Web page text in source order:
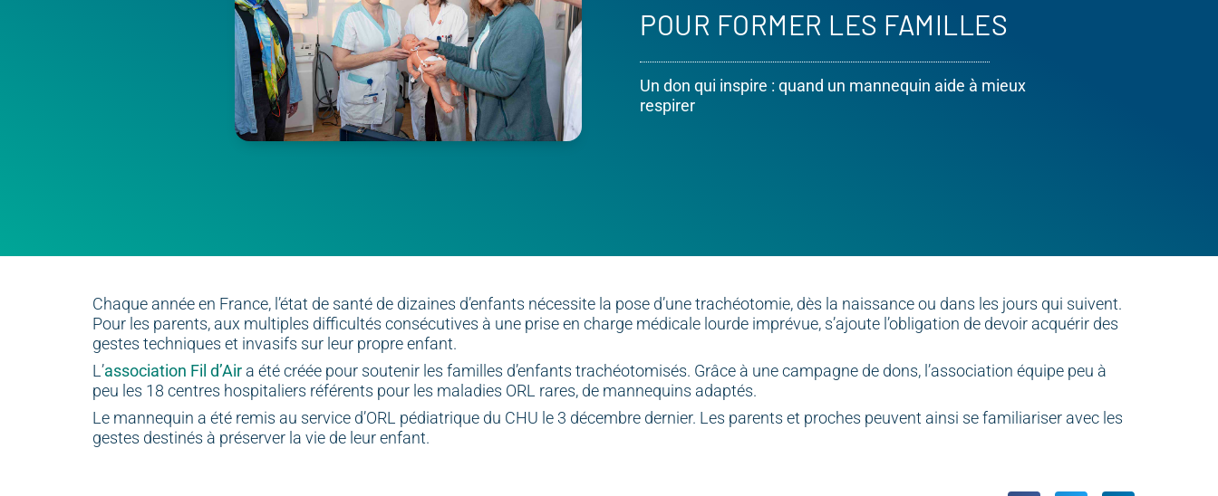
POUR FORMER LES FAMILLES
Un don qui inspire : quand un mannequin aide à mieux
respirer
Chaque année en France, l’état de santé de dizaines d’enfants nécessite la pose d’une trachéotomie, dès la naissance ou dans les jours qui suivent.
Pour les parents, aux multiples difficultés consécutives à une prise en charge médicale lourde imprévue, s’ajoute l’obligation de devoir acquérir des
gestes techniques et invasifs sur leur propre enfant.
L’association Fil d’Air a été créée pour soutenir les familles d’enfants trachéotomisés. Grâce à une campagne de dons, l’association équipe peu à
peu les 18 centres hospitaliers référents pour les maladies ORL rares, de mannequins adaptés.
Le mannequin a été remis au service d’ORL pédiatrique du CHU le 3 décembre dernier. Les parents et proches peuvent ainsi se familiariser avec les
gestes destinés à préserver la vie de leur enfant.